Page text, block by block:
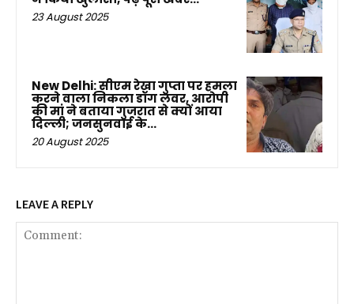
23 August 2025
New Delhi: सीएम रेखा गुप्ता पर हमला
करने वाला निकला डॉग लवर, आरोपी
की मां ने बताया गुजरात से क्यों आया
दिल्ली; जनसुनवाई के...
20 August 2025
LEAVE A REPLY